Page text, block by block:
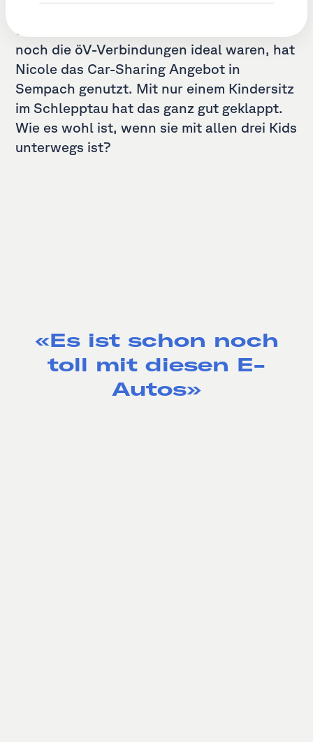
den Kinderarztbesuch weder das Wetter
noch die öV-Verbindungen ideal waren, hat
Nicole das Car-Sharing Angebot in
Sempach genutzt. Mit nur einem Kindersitz
im Schlepptau hat das ganz gut geklappt.
Wie es wohl ist, wenn sie mit allen drei Kids
unterwegs ist?
«Es ist schon noch
toll mit diesen E-
Autos»